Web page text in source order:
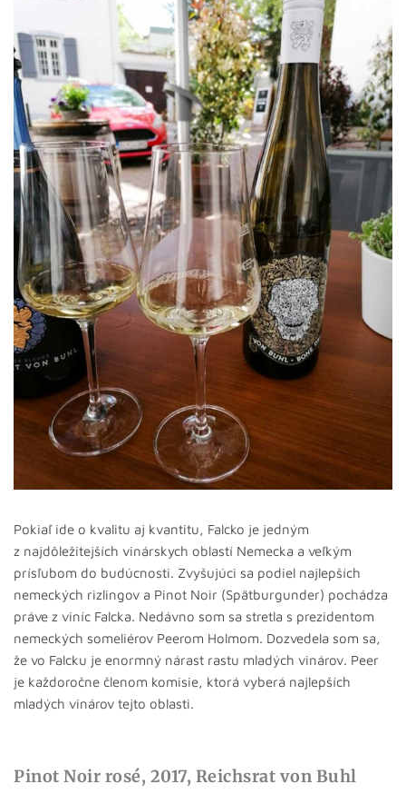
Pokiaľ ide o kvalitu aj kvantitu, Falcko je jedným
z najdôležitejších vinárskych oblastí Nemecka a veľkým
prísľubom do budúcnosti. Zvyšujúci sa podiel najlepších
nemeckých rizlingov a Pinot Noir (Spätburgunder) pochádza
práve z viníc Falcka. Nedávno som sa stretla s prezidentom
nemeckých someliérov Peerom Holmom. Dozvedela som sa,
že vo Falcku je enormný nárast rastu mladých vinárov. Peer
je každoročne členom komisie, ktorá vyberá najlepších
mladých vinárov tejto oblasti.
Pinot Noir rosé, 2017, Reichsrat von Buhl